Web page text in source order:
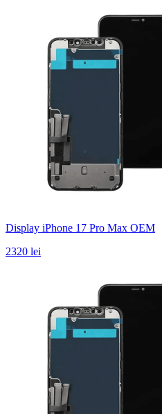
Display iPhone 17 Pro Max OEM
2320 lei